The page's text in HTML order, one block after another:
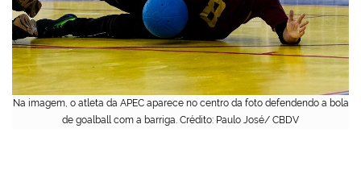
Na imagem, o atleta da APEC aparece no centro da foto defendendo a bola
de goalball com a barriga. Crédito: Paulo José/ CBDV